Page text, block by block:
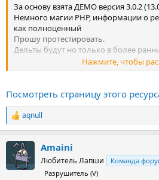
За основу взята ДЕМО версия 3.0.2
Немного магии PHP, информации о
как полноценный
Прошу протестировать.
Дельты будут но только в более
Модуль позволяет настроить
вариантов:
- YML-файл;
- API Турбо‑страниц.
Первый вариант мы рекомендуем
магазинов с учетом заполненных
Внимание если у вас не заполнены...
Нажмите, чтобы
Посмотреть страницу этого
Р
е
к
ц
и
aqnull
Amaini
Любитель Лапши Команда
Разрушитель (V)